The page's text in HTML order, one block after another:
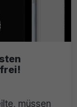
müssen